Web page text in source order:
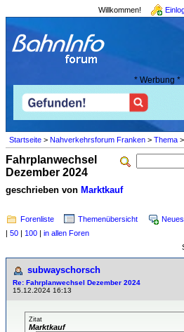
Willkommen!
* Werbung *
Startseite > Nahverkehrsforum Franken > Thema
Fahrplanwechsel
Dezember 2024
geschrieben von Marktkauf
Forenliste Themenübersicht
| 50 | 100 | in allen Foren
subwayschorsch
Re: Fahrplanwechsel Dezember 2024
15.12.2024 16:13
Zitat
Marktkauf